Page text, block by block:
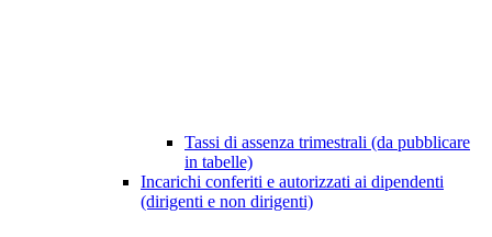
Tassi di assenza trimestrali (da pubblicare
in tabelle)
Incarichi conferiti e autorizzati ai dipendenti
(dirigenti e non dirigenti)